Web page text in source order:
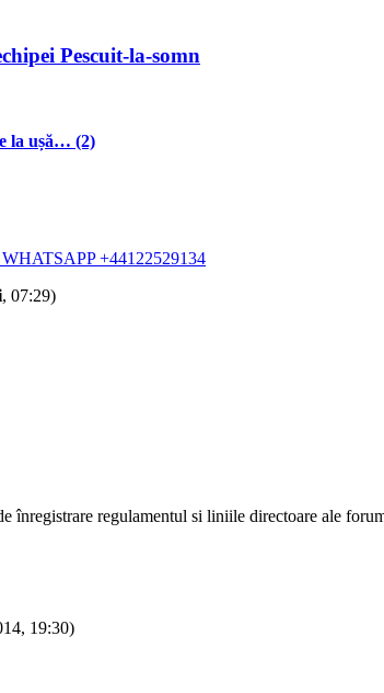
Pescuit-la-somn
la ușă… (2)
+44122529134
, 07:29)
înregistrare regulamentul si liniile directoare ale
19:30)